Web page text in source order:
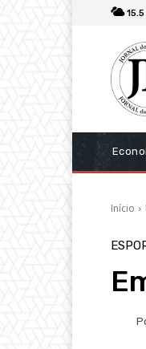
15.5
Início